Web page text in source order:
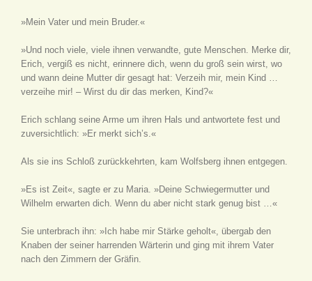
»Mein Vater und mein Bruder.«
»Und noch viele, viele ihnen verwandte, gute Menschen. Merke dir,
Erich, vergiß es nicht, erinnere dich, wenn du groß sein wirst, wo
und wann deine Mutter dir gesagt hat: Verzeih mir, mein Kind …
verzeihe mir! – Wirst du dir das merken, Kind?«
Erich schlang seine Arme um ihren Hals und antwortete fest und
zuversichtlich: »Er merkt sich’s.«
Als sie ins Schloß zurückkehrten, kam Wolfsberg ihnen entgegen.
»Es ist Zeit«, sagte er zu Maria. »Deine Schwiegermutter und
Wilhelm erwarten dich. Wenn du aber nicht stark genug bist …«
Sie unterbrach ihn: »Ich habe mir Stärke geholt«, übergab den
Knaben der seiner harrenden Wärterin und ging mit ihrem Vater
nach den Zimmern der Gräfin.